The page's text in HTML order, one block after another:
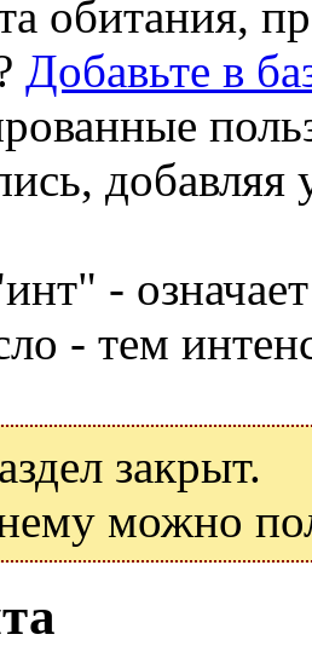
обитания,
Добавьте в
добавляя
-
- тем
закрыт.
можно